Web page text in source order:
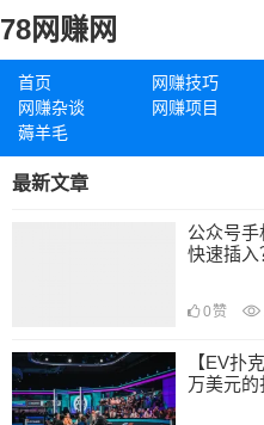
78网赚网
首页 网赚技巧
网赚杂谈
网赚项目
薅羊毛
最新文章
公众号
快速插入
0 赞
【EV扑
万美元